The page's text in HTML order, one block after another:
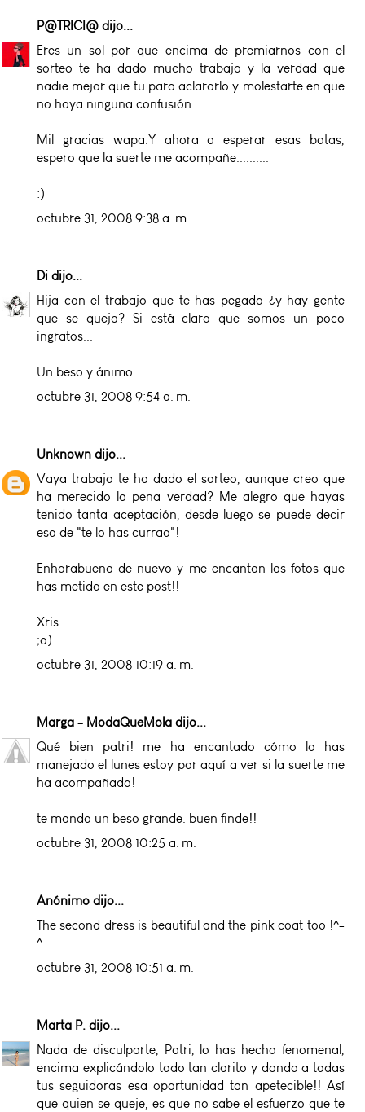
P@TRICI@ dijo...
Eres un sol por que encima de premiarnos con el
sorteo te ha dado mucho trabajo y la verdad que
nadie mejor que tu para aclararlo y molestarte en que
no haya ninguna confusión.
Mil gracias wapa.Y ahora a esperar esas botas,
espero que la suerte me acompañe..........
:)
octubre 31, 2008 9:38 a. m.
Di dijo...
Hija con el trabajo que te has pegado ¿y hay gente
que se queja? Si está claro que somos un poco
ingratos...
Un beso y ánimo.
octubre 31, 2008 9:54 a. m.
Unknown dijo...
Vaya trabajo te ha dado el sorteo, aunque creo que
ha merecido la pena verdad? Me alegro que hayas
tenido tanta aceptación, desde luego se puede decir
eso de "te lo has currao"!
Enhorabuena de nuevo y me encantan las fotos que
has metido en este post!!
Xris
;o)
octubre 31, 2008 10:19 a. m.
Marga - ModaQueMola dijo...
Qué bien patri! me ha encantado cómo lo has
manejado el lunes estoy por aquí a ver si la suerte me
ha acompañado!
te mando un beso grande. buen finde!!
octubre 31, 2008 10:25 a. m.
Anónimo dijo...
The second dress is beautiful and the pink coat too !^-
^
octubre 31, 2008 10:51 a. m.
Marta P. dijo...
Nada de disculparte, Patri, lo has hecho fenomenal,
encima explicándolo todo tan clarito y dando a todas
tus seguidoras esa oportunidad tan apetecible!! Así
que quien se queje, es que no sabe el esfuerzo que te